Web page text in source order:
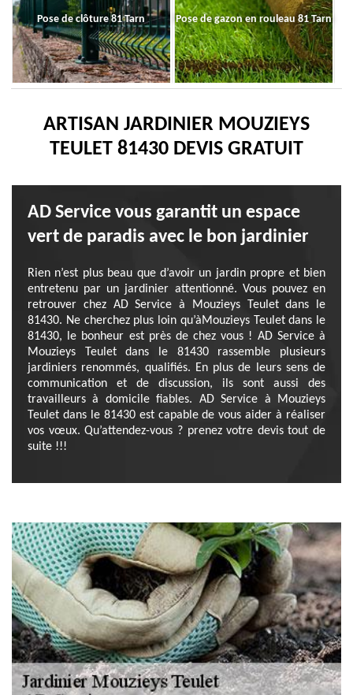
Pose de clôture 81 Tarn Pose de gazon en rouleau 81 Tarn
ARTISAN JARDINIER MOUZIEYS
TEULET 81430 DEVIS GRATUIT
AD Service vous garantit un espace
vert de paradis avec le bon jardinier
Rien n’est plus beau que d’avoir un jardin propre et bien
entretenu par un jardinier attentionné. Vous pouvez en
retrouver chez AD Service à Mouzieys Teulet dans le
81430. Ne cherchez plus loin qu’àMouzieys Teulet dans le
81430, le bonheur est près de chez vous ! AD Service à
Mouzieys Teulet dans le 81430 rassemble plusieurs
jardiniers renommés, qualifiés. En plus de leurs sens de
communication et de discussion, ils sont aussi des
travailleurs à domicile fiables. AD Service à Mouzieys
Teulet dans le 81430 est capable de vous aider à réaliser
vos vœux. Qu’attendez-vous ? prenez votre devis tout de
suite !!!